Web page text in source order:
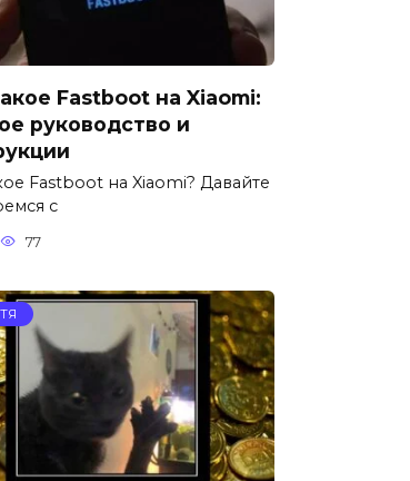
Fastboot на Xiaomi:
руководство и
Fastboot на Xiaomi? Давайте
с
77